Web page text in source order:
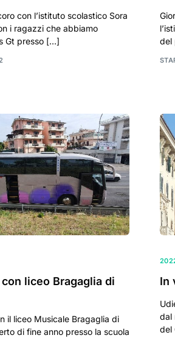
con l’istituto scolastico Sora
i ragazzi che abbiamo
Gt presso […]
del
liceo Bragaglia di
il liceo Musicale Bragaglia di
di fine anno presso la scuola
In
dal
del